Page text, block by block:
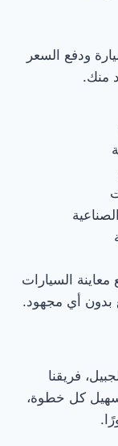
ودفع السعر
منك.
السيارات
أي مجهود.
فريقنا
كل خطوة،